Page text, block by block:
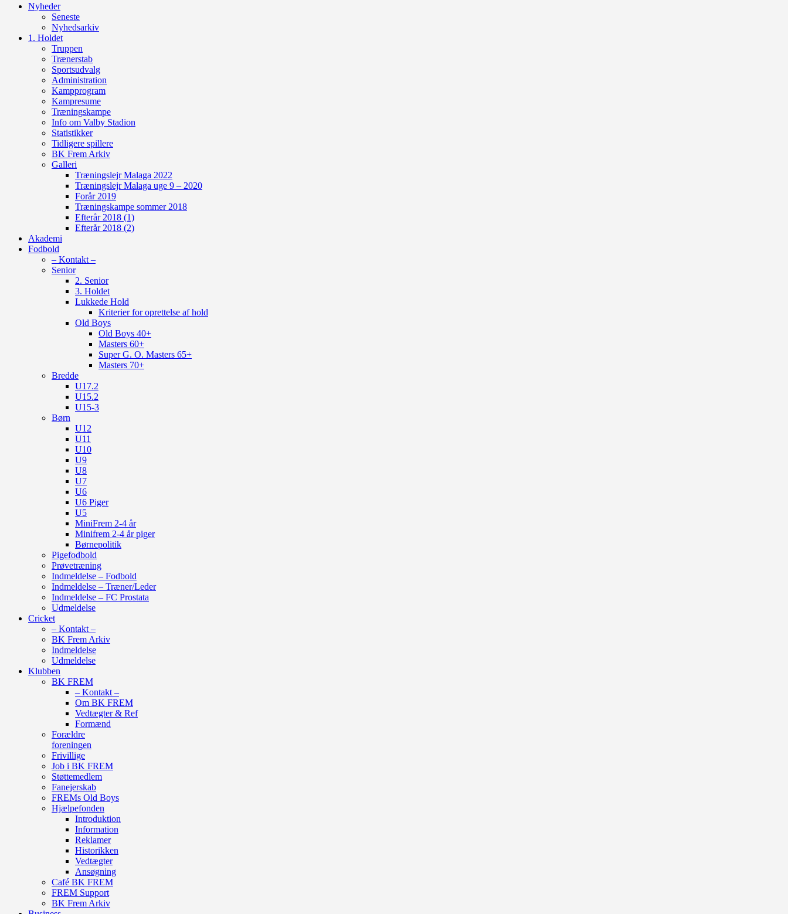
Nyheder
Seneste
Nyhedsarkiv
1. Holdet
Truppen
Trænerstab
Sportsudvalg
Administration
Kampprogram
Kampresume
Træningskampe
Info om Valby Stadion
Statistikker
Tidligere spillere
BK Frem Arkiv
Galleri
Træningslejr Malaga 2022
Træningslejr Malaga uge 9 – 2020
Forår 2019
Træningskampe sommer 2018
Efterår 2018 (1)
Efterår 2018 (2)
Akademi
Fodbold
– Kontakt –
Senior
2. Senior
3. Holdet
Lukkede Hold
Kriterier for oprettelse af hold
Old Boys
Old Boys 40+
Masters 60+
Super G. O. Masters 65+
Masters 70+
Bredde
U17.2
U15.2
U15-3
Børn
U12
U11
U10
U9
U8
U7
U6
U6 Piger
U5
MiniFrem 2-4 år
Minifrem 2-4 år piger
Børnepolitik
Pigefodbold
Prøvetræning
Indmeldelse – Fodbold
Indmeldelse – Træner/Leder
Indmeldelse – FC Prostata
Udmeldelse
Cricket
– Kontakt –
BK Frem Arkiv
Indmeldelse
Udmeldelse
Klubben
BK FREM
– Kontakt –
Om BK FREM
Vedtægter & Ref
Formænd
Forældre
foreningen
Frivillige
Job i BK FREM
Støttemedlem
Fanejerskab
FREMs Old Boys
Hjælpefonden
Introduktion
Information
Reklamer
Historikken
Vedtægter
Ansøgning
Café BK FREM
FREM Support
BK Frem Arkiv